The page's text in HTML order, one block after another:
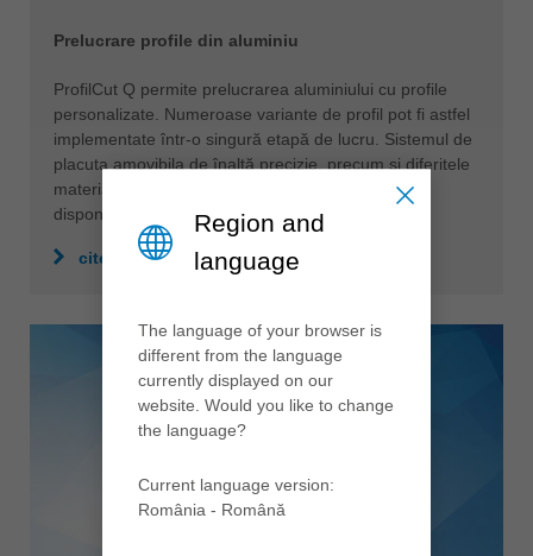
Prelucrare profile din aluminiu
ProfilCut Q permite prelucrarea aluminiului cu profile
personalizate. Numeroase variante de profil pot fi astfel
implementate într-o singură etapă de lucru. Sistemul de
placuta amovibila de înaltă precizie, precum și diferitele
materiale de tăiere și tehnologiile de acoperire
disponibile garantează un rezultat perfect.
citeste mai mult
Region and
language
The language of your browser is
different from the language
currently displayed on our
website. Would you like to change
the language?
Current language version:
România - Română